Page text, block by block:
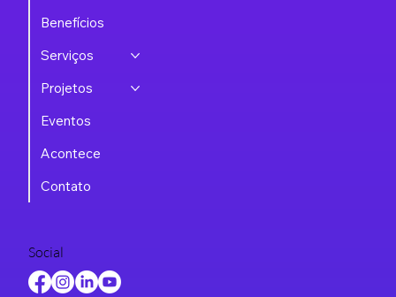
Benefícios
Serviços
Projetos
Eventos
Acontece
Contato
Social